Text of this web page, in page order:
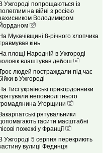
В Ужгороді попрощаються із
на війні з росією
Володимиром
Йорданом
На Мукачівщині 8-річного хлопчика
кінь
На площі Народній в Ужгороді
влаштував дебош
людей постраждали під час
в Ужгороді
На Тисі українські прикордонники
неповнолітнього
Угорщини
рятувальники
гасити масштабні
пожежі у Франції
В Ужгороді 5 серпня перекриють
вулиці Фединця